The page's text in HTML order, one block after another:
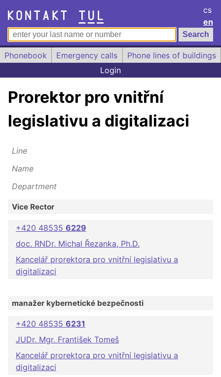
cs
en
Phonebook Emergency calls
Phone lines of buildings
Login
Prorektor pro vnitřní
legislativu a digitalizaci
Line
Name
Department
Vice Rector
+420 48535 6229
doc. RNDr. Michal Řezanka, Ph.D.
Kancelář prorektora pro vnitřní legislativu a
digitalizaci
manažer kybernetické bezpečnosti
+420 48535 6231
JUDr. Mgr. František Tomeš
Kancelář prorektora pro vnitřní legislativu a
digitalizaci